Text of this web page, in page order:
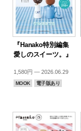
『Hanako特別編集
愛しのスイーツ。』
1,580円 — 2026.06.29
MOOK 電子版あり